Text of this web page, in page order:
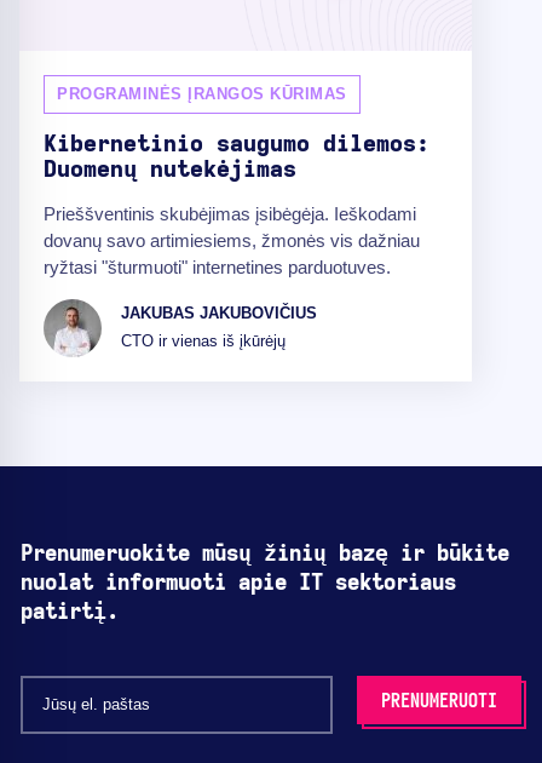
PROGRAMINĖS ĮRANGOS KŪRIMAS
Kibernetinio saugumo dilemos:
Duomenų nutekėjimas
Prieššventinis skubėjimas įsibėgėja. Ieškodami
dovanų savo artimiesiems, žmonės vis dažniau
ryžtasi "šturmuoti" internetines parduotuves.
JAKUBAS JAKUBOVIČIUS
CTO ir vienas iš įkūrėjų
Prenumeruokite mūsų žinių bazę ir būkite
nuolat informuoti apie IT sektoriaus
patirtį.